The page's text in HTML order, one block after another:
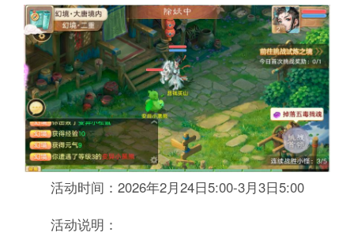
活动时间：2026年2月24日5:00-3月3日5:00
活动说明：